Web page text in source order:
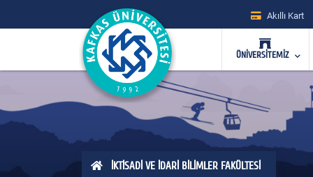
Akıllı Kart
ÜNİVERSİTEMİZ
İKTİSADİ VE İDARİ BİLİMLER FAKÜLTESİ